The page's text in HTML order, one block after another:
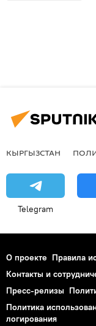
КЫРГЫЗСТАН
Telegram
О проекте Правила
Контакты и
Пресс-релизы
Политика
логирования